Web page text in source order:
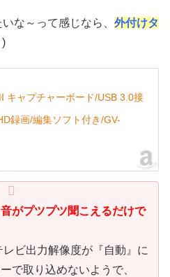
な～って感じなら、 外付けタ
)
キャプチャーボード/USB 3.0接
録画/編集ソフト付き/GV-
音がプツプツ聞こえるだけで
ビ出力解像度が『自動』に
で取り込めないようで、